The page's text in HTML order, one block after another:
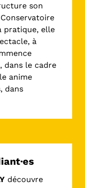
son
pratique, elle
à
dans le cadre
anime
dans
découvre